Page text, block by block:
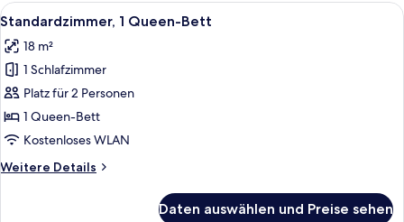
Alle
Fotos
für
Standardzimmer,
1
Queen-
Bett
Ein modernes Hotelzimmer mit
5
Standardzimmer, 1 Queen-Bett
18 m²
1 Schlafzimmer
Platz für 2 Personen
1 Queen-Bett
Kostenloses WLAN
Weitere Details
Weitere
Daten auswählen und Preise sehen